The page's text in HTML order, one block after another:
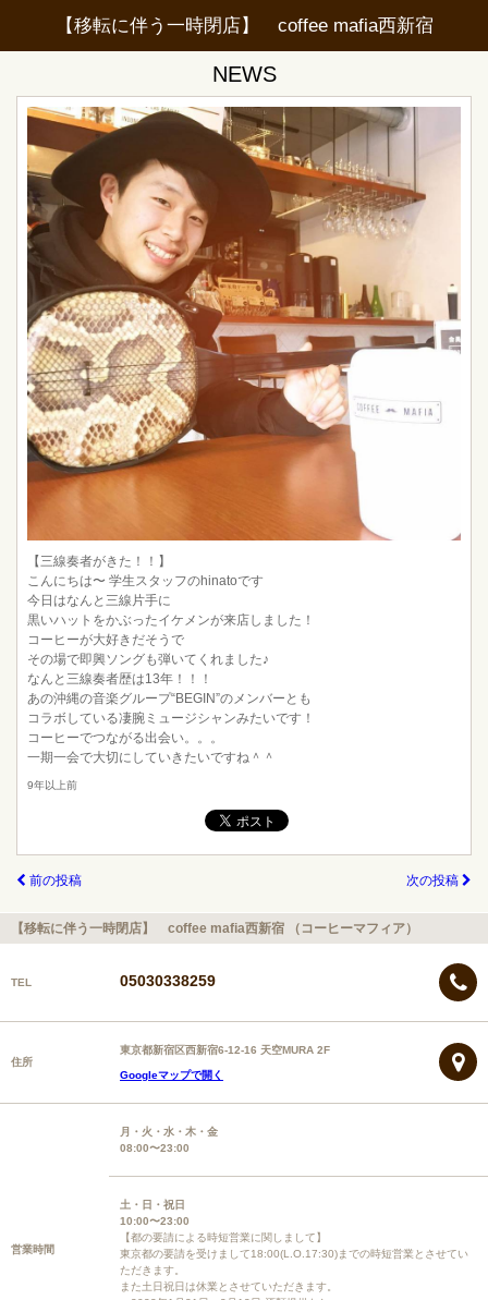
【移転に伴う一時閉店】 coffee mafia西新宿
NEWS
【三線奏者がきた！！】
こんにちは〜 学生スタッフのhinatoです
今日はなんと三線片手に
黒いハットをかぶったイケメンが来店しました！
コーヒーが大好きだそうで
その場で即興ソングも弾いてくれました♪
なんと三線奏者歴は13年！！！
あの沖縄の音楽グループ“BEGIN”のメンバーとも
コラボしている凄腕ミュージシャンみたいです！
コーヒーでつながる出会い。。。
一期一会で大切にしていきたいですね＾＾
9年以上前
前の投稿 次の投稿
【移転に伴う一時閉店】 coffee mafia西新宿 （コーヒーマフィア）
TEL 05030338259
住所
東京都新宿区西新宿6-12-16 天空MURA 2F
Googleマップで開く
営業時間
月・火・水・木・金
08:00〜23:00
土・日・祝日
10:00〜23:00
【都の要請による時短営業に関しまして】
東京都の要請を受けまして18:00(L.O.17:30)までの時短営業とさせてい
ただきます。
また土日祝日は休業とさせていただきます。